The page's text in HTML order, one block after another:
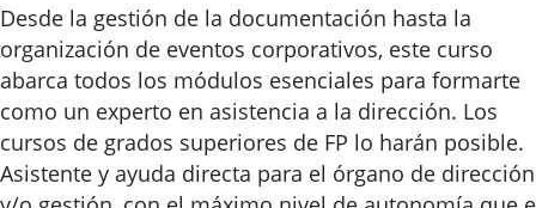
Desde la gestión de la documentación hasta la
organización de eventos corporativos, este curso
abarca todos los módulos esenciales para formarte
como un experto en asistencia a la dirección. Los
cursos de grados superiores de FP lo harán posible.
Asistente y ayuda directa para el órgano de dirección